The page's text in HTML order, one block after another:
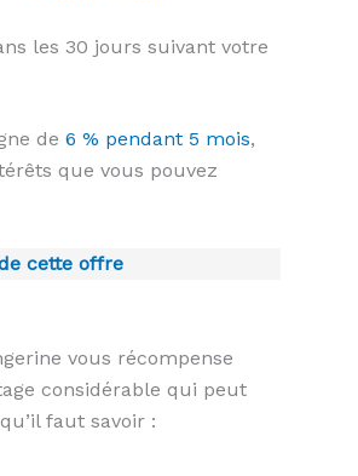
les 30 jours suivant votre
de 6 % pendant 5 mois,
que vous pouvez
cette offre
vous récompense
considérable qui peut
faut savoir :